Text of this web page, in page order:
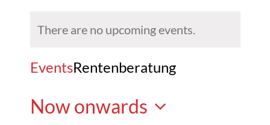
There are no upcoming events.
EventsRentenberatung
Now onwards